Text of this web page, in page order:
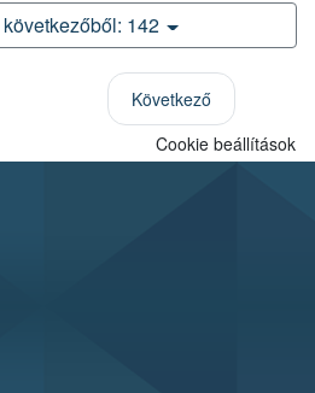
142
Következő
Cookie beállítások